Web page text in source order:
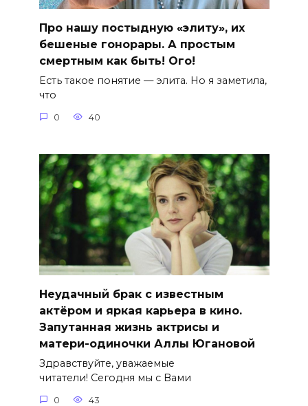
Про нашу постыдную «элиту», их
бешеные гонорары. А простым
смертным как быть! Ого!
Есть такое понятие — элита. Но я заметила,
что
0 40
Неудачный брак с известным
актёром и яркая карьера в кино.
Запутанная жизнь актрисы и
матери-одиночки Аллы Югановой
Здравствуйте, уважаемые
читатели! Сегодня мы с Вами
0 43